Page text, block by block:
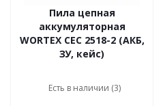
Пила цепная
аккумуляторная
WORTEX CEC 2518-2 (АКБ,
ЗУ, кейс)
Есть в наличии (3)